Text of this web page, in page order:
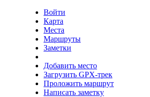
Войти
Карта
Места
Маршруты
Заметки
Добавить место
Загрузить GPX-трек
Проложить маршрут
Написать заметку